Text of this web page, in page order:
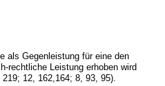
als Gegenleistung für eine den
rechtliche Leistung erhoben wird
12, 162,164; 8, 93, 95).